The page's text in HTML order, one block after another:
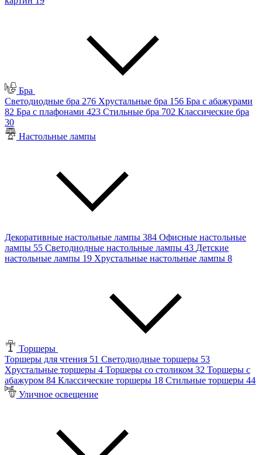
Бра
Светодиодные бра 276 Хрустальные бра 156 Бра с абажурами
82 Бра с плафонами 423 Стильные бра 702 Классические бра
30
Настольные лампы
Декоративные настольные лампы 384 Офисные настольные
лампы 55 Светодиодные настольные лампы 43 Детские
настольные лампы 19 Хрустальные настольные лампы 8
Торшеры
Торшеры для чтения 51 Светодиодные торшеры 53
Хрустальные торшеры 4 Торшеры со столиком 32 Торшеры с
абажуром 84 Классические торшеры 18 Стильные торшеры 44
Уличное освещение